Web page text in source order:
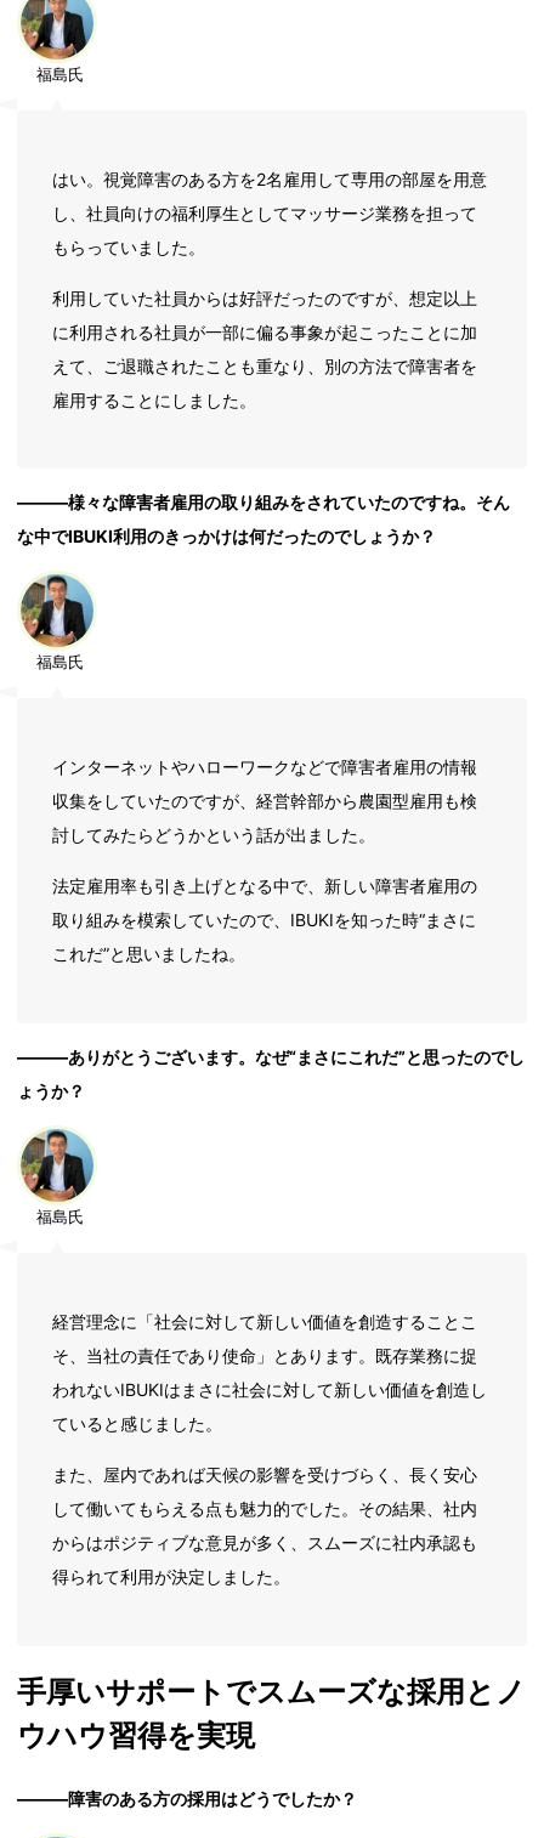
福島氏
はい。視覚障害のある方を2名雇用して専用の部屋を用意
し、社員向けの福利厚生としてマッサージ業務を担って
もらっていました。
利用していた社員からは好評だったのですが、想定以上
に利用される社員が一部に偏る事象が起こったことに加
えて、ご退職されたことも重なり、別の方法で障害者を
雇用することにしました。
―――様々な障害者雇用の取り組みをされていたのですね。そん
な中でIBUKI利用のきっかけは何だったのでしょうか？
福島氏
インターネットやハローワークなどで障害者雇用の情報
収集をしていたのですが、経営幹部から農園型雇用も検
討してみたらどうかという話が出ました。
法定雇用率も引き上げとなる中で、新しい障害者雇用の
取り組みを模索していたので、IBUKIを知った時“まさに
これだ”と思いましたね。
―――ありがとうございます。なぜ“まさにこれだ”と思ったのでし
ょうか？
福島氏
経営理念に「社会に対して新しい価値を創造することこ
そ、当社の責任であり使命」とあります。既存業務に捉
われないIBUKIはまさに社会に対して新しい価値を創造し
ていると感じました。
また、屋内であれば天候の影響を受けづらく、長く安心
して働いてもらえる点も魅力的でした。その結果、社内
からはポジティブな意見が多く、スムーズに社内承認も
得られて利用が決定しました。
手厚いサポートでスムーズな採用とノ
ウハウ習得を実現
―――障害のある方の採用はどうでしたか？